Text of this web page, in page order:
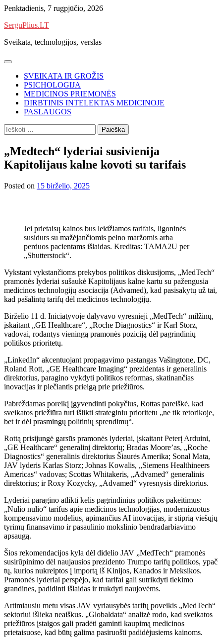
Skip
content
Penktadienis, 7 rugpjūčio, 2026
SerguPlius.LT
Sveikata, technologijos, verslas
SVEIKATA IR GROŽIS
PSICHOLOGIJA
MEDICINOS PRIEMONĖS
DIRBTINIS INTELEKTAS MEDICINOJE
PASLAUGOS
Ieškoti:
„Medtech“ lyderiai susivienija
Kapitolijaus kalne kovoti su tarifais
Posted on 15 birželio, 2025
Jei prietaisų kainos bus leidžiamos tarifais, ligoninės
susidurs su mažėjančiomis pelno maržomis arba
perduos pacientams išlaidas. Kreditas: TAMA2U per
„Shutterstock“.
Vykstant vykstančioms prekybos politikos diskusijoms, „MedTech“
pramonės lyderiai sušaukė Kapitolijaus kalne kartu su pažengusia
medicinos technologijų asociacija (Advamed), kad pasisakytų už tai,
kad pašalintų tarifų dėl medicinos technologijų.
Birželio 11 d. Iniciatyvoje dalyvavo vyresnieji „MedTech“ milžinų,
įskaitant „GE Healthcare“, „Roche Diagnostics“ ir Karl Storz,
vadovai, rodantys vieningą pramonės poziciją dėl pagrindinių
politikos prioritetų.
„LinkedIn“ akcentuojant propagavimo pastangas Vašingtone, DC,
Roland Rott, „GE Healthcare Imaging“ prezidentas ir generalinis
direktorius, paragino vykdyti politikos reformas, skatinančias
inovacijas ir plečiantis prieigą prie priežiūros.
Pabrėždamas poreikį įgyvendinti pokyčius, Rottas pareiškė, kad
sveikatos priežiūra turi išlikti strateginiu prioritetu „ne tik retorikoje,
bet ir dėl prasmingų politinių sprendimų“.
Rottą prisijungė garsūs pramonės lyderiai, įskaitant Peterį Arduini,
„GE Healthcare“ generalinį direktorių; Bradas Moore’as, „Roche
Diagnostics“ generalinis direktorius Šiaurės Amerika; Sonal Mata,
JAV lyderis Karlas Storz; Johnas Kowalis, „Siemens Healthineers
Americas“ vadovas; Scottas Whitakeris, „Advamed“ generalinis
direktorius; ir Roxy Kozycky, „Advamed“ vyresnysis direktorius.
Lyderiai paragino atlikti kelis pagrindinius politikos pakeitimus:
„Nulio nulio“ tarifus apie medicinos technologijas, modernizuotus
kompensavimo modelius, apimančius AI inovacijas, ir stiprią viešųjų
tyrimų finansavimo ir pasaulinio mokslinio bendradarbiavimo
apsaugą.
Šios rekomendacijos kyla dėl didelio JAV „MedTech“ pramonės
susirūpinimo dėl naujausios prezidento Trumpo tarifų politikos, ypač
tų, kurios nukreiptos į importą iš Kinijos, Kanados ir Meksikos.
Pramonės lyderiai perspėjo, kad tarifai gali sutrikdyti tiekimo
grandines, padidinti išlaidas ir trukdyti naujovėms.
Artimiausiu metu visas JAV vyriausybės tarifų poveikis „MedTech“
sektoriui išlieka neaiškus. „Globaldata“ analizė rodo, kad sveikatos
priežiūros įstaigos gali pradėti gaminti kaupimą medicinos
prietaisuose, kad būtų galima pasiruošti padidėjusiems kainoms.